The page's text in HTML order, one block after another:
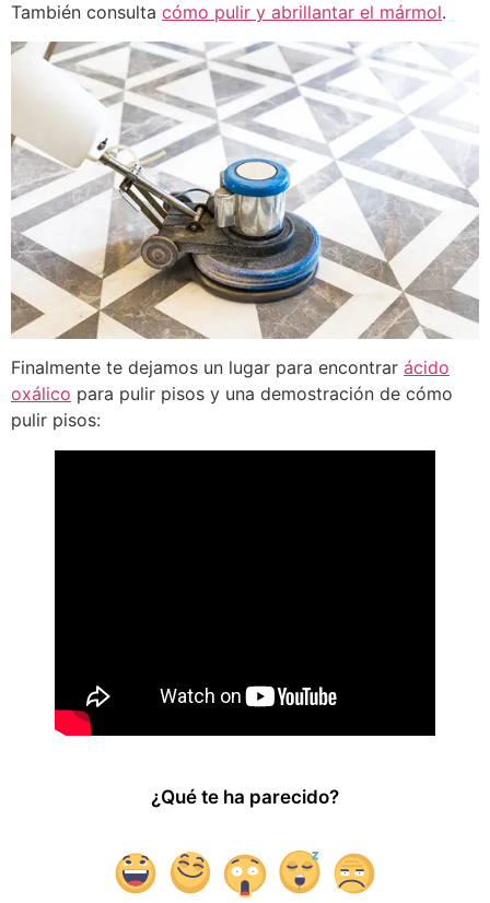
También consulta cómo pulir y abrillantar el mármol.
Finalmente te dejamos un lugar para encontrar ácido
oxálico para pulir pisos y una demostración de cómo
pulir pisos:
¿Qué te ha parecido?